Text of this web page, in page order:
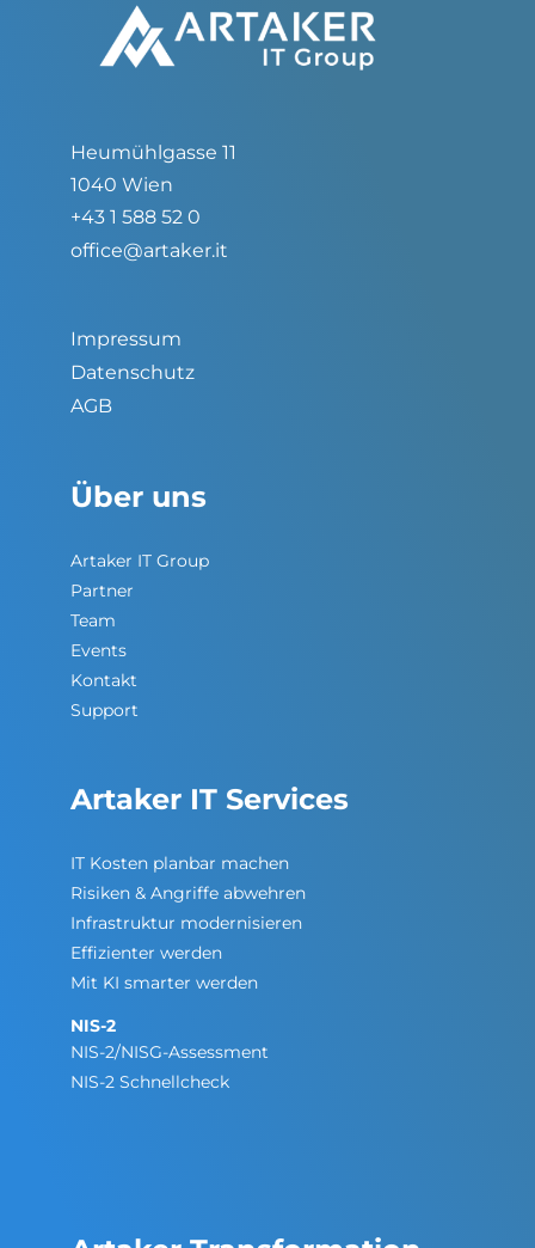
Heumühlgasse 11
1040 Wien
+43 1 588 52 0
office@artaker.it
Impressum
Datenschutz
AGB
Über uns
Artaker IT Group
Partner
Team
Events
Kontakt
Support
Artaker IT Services
IT Kosten planbar machen
Risiken & Angriffe abwehren
Infrastruktur modernisieren
Effizienter werden
Mit KI smarter werden
NIS-2
NIS-2/NISG-Assessment
NIS-2 Schnellcheck